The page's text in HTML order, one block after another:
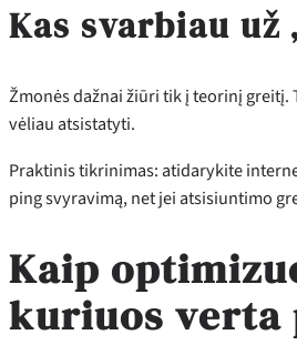
Kas svarbiau už
Žmonės dažnai žiūri tik į teorinį greitį.
vėliau atsistatyti.
Praktinis tikrinimas: atidarykite
ping svyravimą, net jei atsisiuntimo
Kaip
kuriuos